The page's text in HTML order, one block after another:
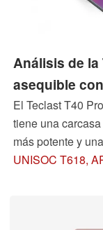
Análisis de la
asequible
El Teclast T40
tiene una
más potente y
una buena
UNISOC T618,